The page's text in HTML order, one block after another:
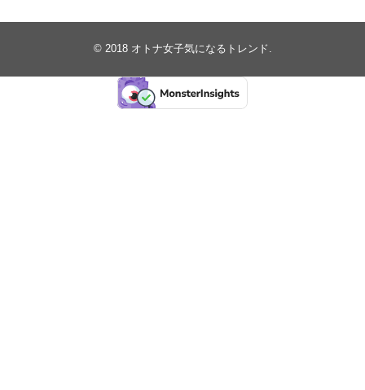
© 2018 オトナ女子気になるトレンド.